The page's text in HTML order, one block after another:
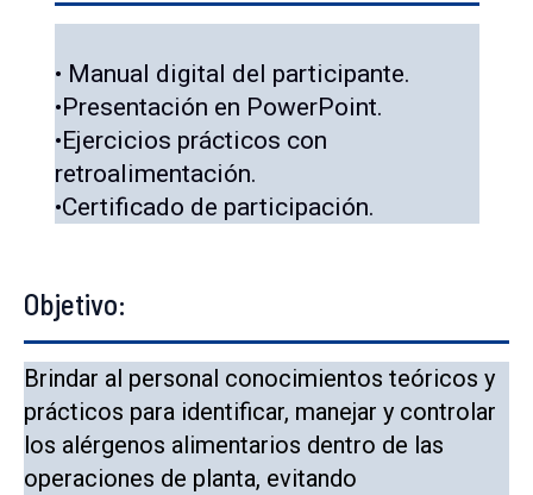
• Manual digital del participante.
•Presentación en PowerPoint.
•Ejercicios prácticos con
retroalimentación.
•Certificado de participación.
Objetivo:
Brindar al personal conocimientos teóricos y
prácticos para identificar, manejar y controlar
los alérgenos alimentarios dentro de las
operaciones de planta, evitando